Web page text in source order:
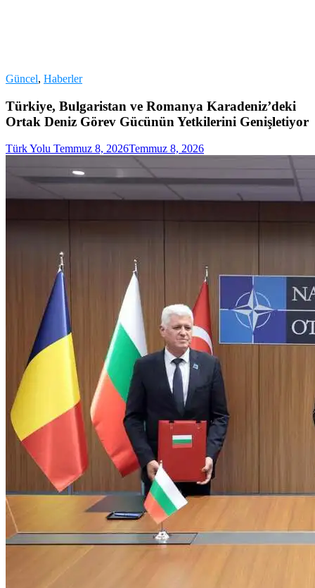
Güncel, Haberler
Türkiye, Bulgaristan ve Romanya Karadeniz’deki
Ortak Deniz Görev Gücünün Yetkilerini Genişletiyor
Türk Yolu Temmuz 8, 2026Temmuz 8, 2026